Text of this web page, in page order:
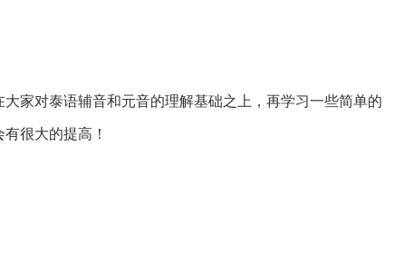
家对泰语辅音和元音的理解基础之上，再学习一些简单的
很大的提高！